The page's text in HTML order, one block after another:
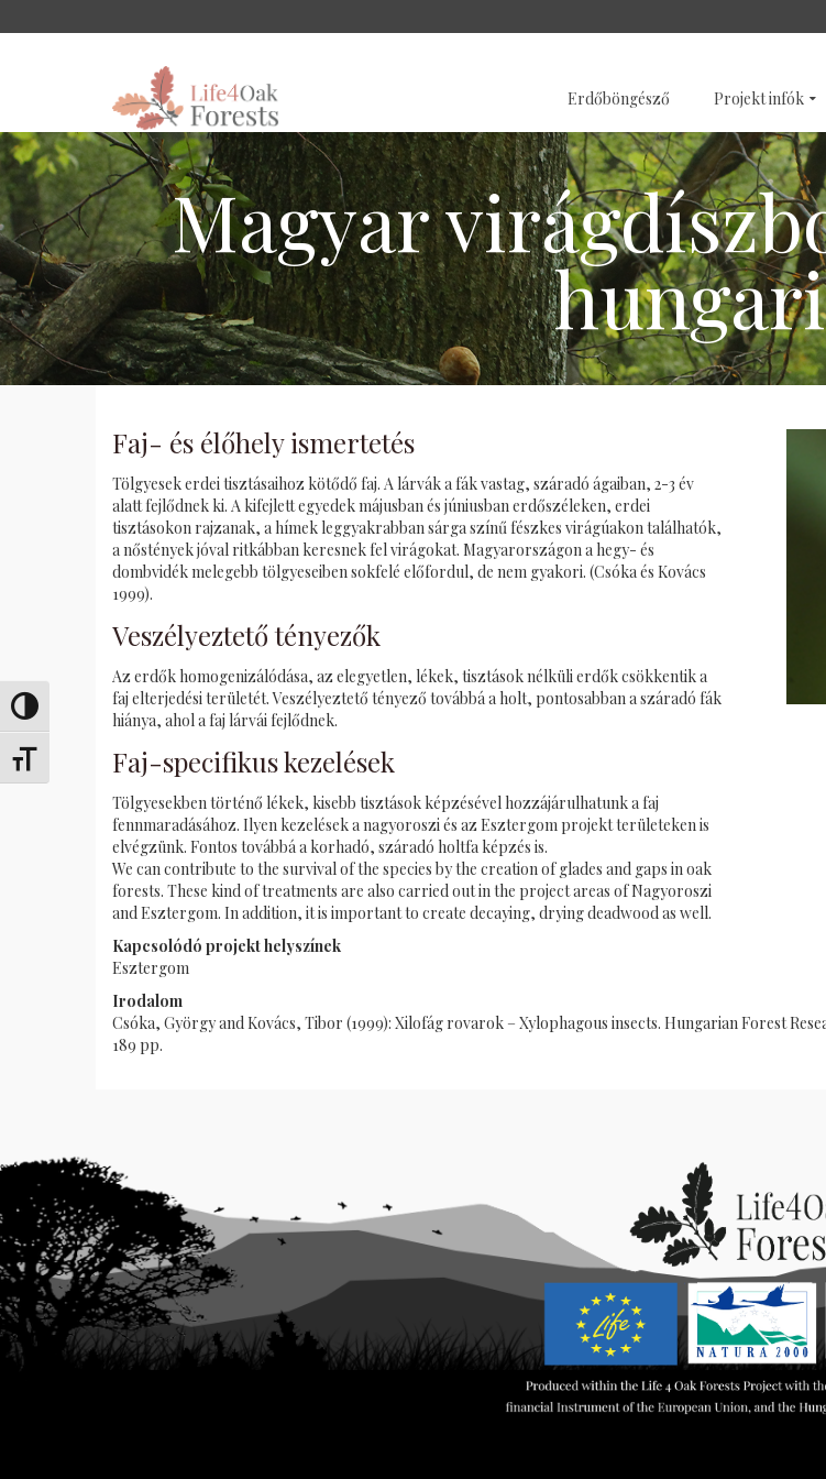
Alternar alto contraste
Alternar tamaño de letra
Erdőböngésző Projekt infók
Magyar
Faj- és élőhely ismertetés
Tölgyesek erdei tisztásaihoz kötődő faj. A lárvák a fák vastag, száradó ágaiban, 2-3 év
alatt fejlődnek ki. A kifejlett egyedek májusban és júniusban erdőszéleken, erdei
tisztásokon rajzanak, a hímek leggyakrabban sárga színű fészkes virágúakon találhatók,
a nőstények jóval ritkábban keresnek fel virágokat. Magyarországon a hegy- és
dombvidék melegebb tölgyeseiben sokfelé előfordul, de nem gyakori. (Csóka és Kovács
1999).
Veszélyeztető tényezők
Az erdők homogenizálódása, az elegyetlen, lékek, tisztások nélküli erdők csökkentik a
faj elterjedési területét. Veszélyeztető tényező továbbá a holt, pontosabban a száradó fák
hiánya, ahol a faj lárvái fejlődnek.
Faj-specifikus kezelések
Tölgyesekben történő lékek, kisebb tisztások képzésével hozzájárulhatunk a faj
fennmaradásához. Ilyen kezelések a nagyoroszi és az Esztergom projekt területeken is
elvégzünk. Fontos továbbá a korhadó, száradó holtfa képzés is.
We can contribute to the survival of the species by the creation of glades and gaps in oak
forests. These kind of treatments are also carried out in the project areas of Nagyoroszi
and Esztergom. In addition, it is important to create decaying, drying deadwood as well.
Kapcsolódó projekt helyszínek
Esztergom
Irodalom
Csóka, György and Kovács, Tibor (1999): Xilofág rovarok – Xylophagous insects. Hungarian Forest
189 pp.